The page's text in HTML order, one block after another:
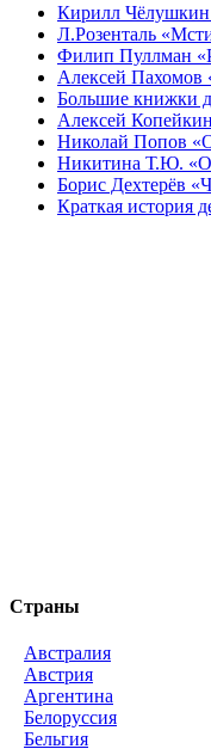
Кирилл Чёлушкин
Л.Розенталь
Филип Пуллман
Алексей Пахомов
Большие книжки
Алексей
Николай Попов
Никитина Т.Ю.
Борис Дехтерёв
Краткая история
Страны
Австралия
Австрия
Аргентина
Белоруссия
Бельгия